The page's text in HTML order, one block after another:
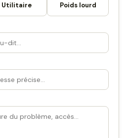
Utilitaire Poids lourd